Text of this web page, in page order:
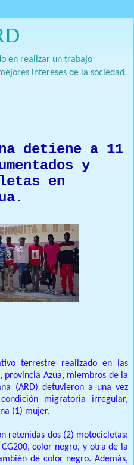
en realizar un trabajo
intereses de la sociedad,
detiene a 11
y
en
terrestre realizado en las
provincia Azua, miembros de la
(ARD) detuvieron a una vez
migratoria irregular,
(1) mujer.
retenidas dos (2) motocicletas:
color negro, y otra de la
de color negro. Además,